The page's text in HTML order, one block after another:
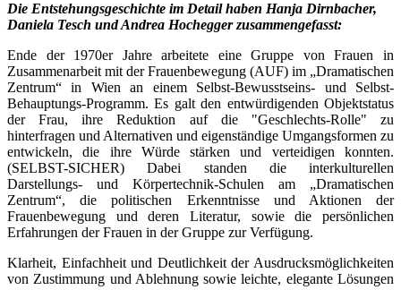
Die Entstehungsgeschichte im Detail haben Hanja Dirnbacher,
Daniela Tesch und Andrea Hochegger zusammengefasst:
Ende der 1970er Jahre arbeitete eine Gruppe von Frauen in
Zusammenarbeit mit der Frauenbewegung (AUF) im „Dramatischen
Zentrum“ in Wien an einem Selbst-Bewusstseins- und Selbst-
Behauptungs-Programm. Es galt den entwürdigenden Objektstatus
der Frau, ihre Reduktion auf die "Geschlechts-Rolle" zu
hinterfragen und Alternativen und eigenständige Umgangsformen zu
entwickeln, die ihre Würde stärken und verteidigen konnten.
(SELBST-SICHER) Dabei standen die interkulturellen
Darstellungs- und Körpertechnik-Schulen am „Dramatischen
Zentrum“, die politischen Erkenntnisse und Aktionen der
Frauenbewegung und deren Literatur, sowie die persönlichen
Erfahrungen der Frauen in der Gruppe zur Verfügung.
Klarheit, Einfachheit und Deutlichkeit der Ausdrucksmöglichkeiten
von Zustimmung und Ablehnung sowie leichte, elegante Lösungen